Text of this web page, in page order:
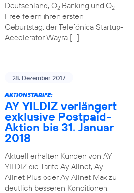
Deutschland, O2Banking und O2
Free feiern ihren ersten
Geburtstag, der Telefónica Startup-
Accelerator Wayra […]
28. Dezember 2017
AKTIONSTARIFE:
AY YILDIZ verlängert
exklusive Postpaid-
Aktion bis 31. Januar
2018
Aktuell erhalten Kunden von AY
YILDIZ die Tarife Ay Allnet, Ay
Allnet Plus oder Ay Allnet Max zu
deutlich besseren Konditionen,